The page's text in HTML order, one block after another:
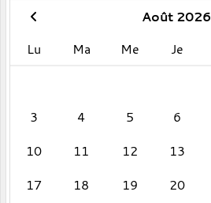
Août 2026
Lu
Ma Me Je
3
4 5 6
10
11 12 13
17
18 19 20